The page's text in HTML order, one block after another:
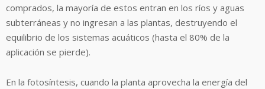
comprados, la mayoría de estos entran en los ríos y aguas
subterráneas y no ingresan a las plantas, destruyendo el
equilibrio de los sistemas acuáticos (hasta el 80% de la
aplicación se pierde).
En la fotosíntesis, cuando la planta aprovecha la energía del